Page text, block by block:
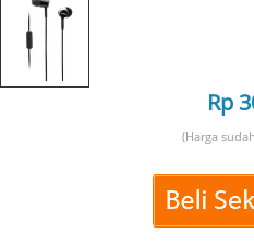
Rp
(Harga